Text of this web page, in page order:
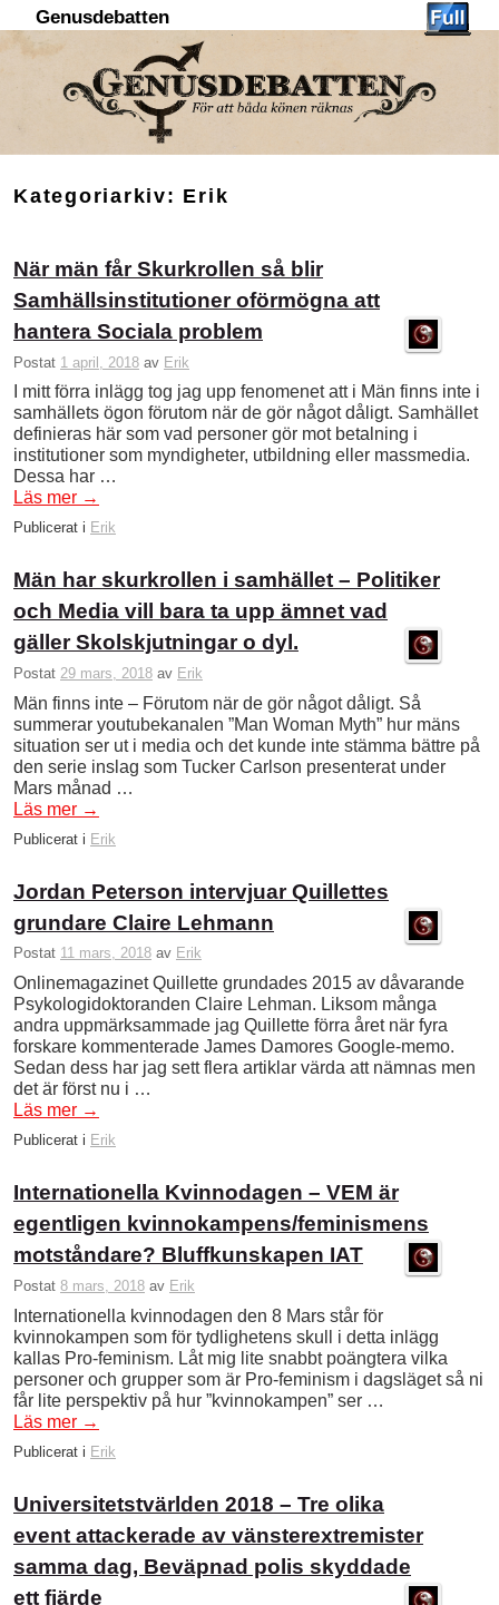
Genusdebatten
Kategoriarkiv: Erik
När män får Skurkrollen så blir
Samhällsinstitutioner oförmögna att
hantera Sociala problem
Postat 1 april, 2018 av Erik
I mitt förra inlägg tog jag upp fenomenet att i Män finns inte i
samhällets ögon förutom när de gör något dåligt. Samhället
definieras här som vad personer gör mot betalning i
institutioner som myndigheter, utbildning eller massmedia.
Dessa har …
Läs mer →
Publicerat i Erik
Män har skurkrollen i samhället – Politiker
och Media vill bara ta upp ämnet vad
gäller Skolskjutningar o dyl.
Postat 29 mars, 2018 av Erik
Män finns inte – Förutom när de gör något dåligt. Så
summerar youtubekanalen ”Man Woman Myth” hur mäns
situation ser ut i media och det kunde inte stämma bättre på
den serie inslag som Tucker Carlson presenterat under
Mars månad …
Läs mer →
Publicerat i Erik
Jordan Peterson intervjuar Quillettes
grundare Claire Lehmann
Postat 11 mars, 2018 av Erik
Onlinemagazinet Quillette grundades 2015 av dåvarande
Psykologidoktoranden Claire Lehman. Liksom många
andra uppmärksammade jag Quillette förra året när fyra
forskare kommenterade James Damores Google-memo.
Sedan dess har jag sett flera artiklar värda att nämnas men
det är först nu i …
Läs mer →
Publicerat i Erik
Internationella Kvinnodagen – VEM är
egentligen kvinnokampens/feminismens
motståndare? Bluffkunskapen IAT
Postat 8 mars, 2018 av Erik
Internationella kvinnodagen den 8 Mars står för
kvinnokampen som för tydlighetens skull i detta inlägg
kallas Pro-feminism. Låt mig lite snabbt poängtera vilka
personer och grupper som är Pro-feminism i dagsläget så ni
får lite perspektiv på hur ”kvinnokampen” ser …
Läs mer →
Publicerat i Erik
Universitetstvärlden 2018 – Tre olika
event attackerade av vänsterextremister
samma dag, Beväpnad polis skyddade
ett fjärde